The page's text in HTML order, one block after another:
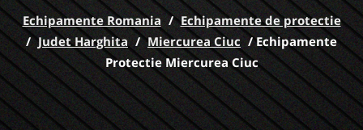
Echipamente Romania / Echipamente de protectie
/ Judet Harghita / Miercurea Ciuc /Echipamente
Protectie Miercurea Ciuc